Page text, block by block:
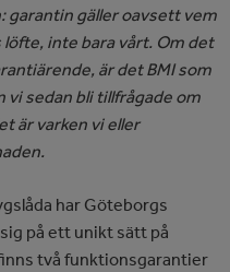
garantin gäller oavsett vem
löfte, inte bara vårt. Om det
är det BMI som
vi sedan bli tillfrågade om
är varken vi eller
har Göteborgs
på ett unikt sätt på
två funktionsgarantier